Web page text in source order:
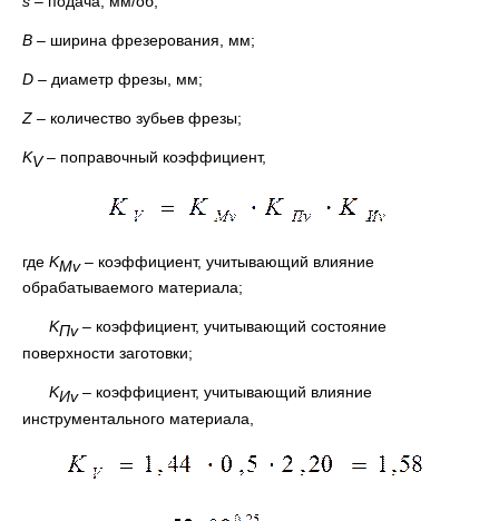
В – ширина фрезерования, мм;
D – диаметр фрезы, мм;
Z – количество зубьев фрезы;
KV– поправочный коэффициент,
где KMv– коэффициент, учитывающий влияние
обрабатываемого материала;
KПv– коэффициент, учитывающий состояние
поверхности заготовки;
KИv– коэффициент, учитывающий влияние
инструментального материала,